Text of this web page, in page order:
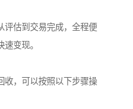
评估到交易完成，全程便
变现。
收，可以按照以下步骤操